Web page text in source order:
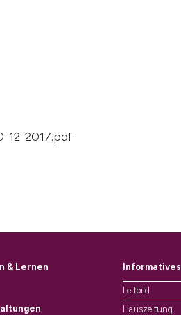
12-2017.pdf
& Lernen
Informatives
Leitbild
Hauszeitung